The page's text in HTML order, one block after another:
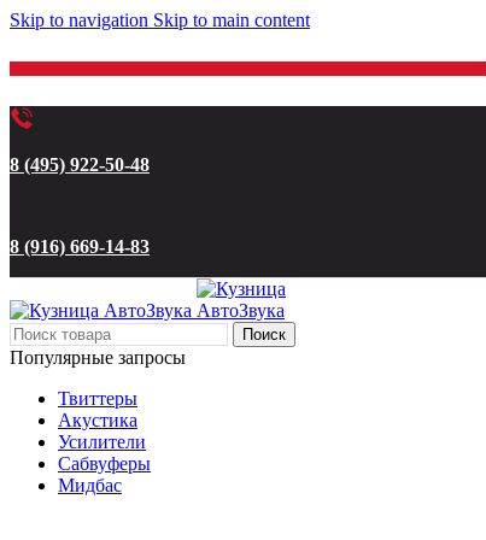
Skip to navigation Skip to main content
8 (495) 922-50-48
8 (916) 669-14-83
Поиск
Популярные запросы
Твиттеры
Акустика
Усилители
Сабвуферы
Мидбас